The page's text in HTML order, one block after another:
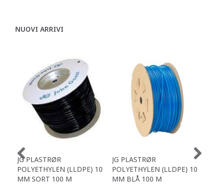
NUOVI ARRIVI
JG PLASTRØR
POLYETHYLEN (LLDPE) 10
MM SORT 100 M
JG PLASTRØR
POLYETHYLEN (LLDPE) 10
MM BLÅ 100 M